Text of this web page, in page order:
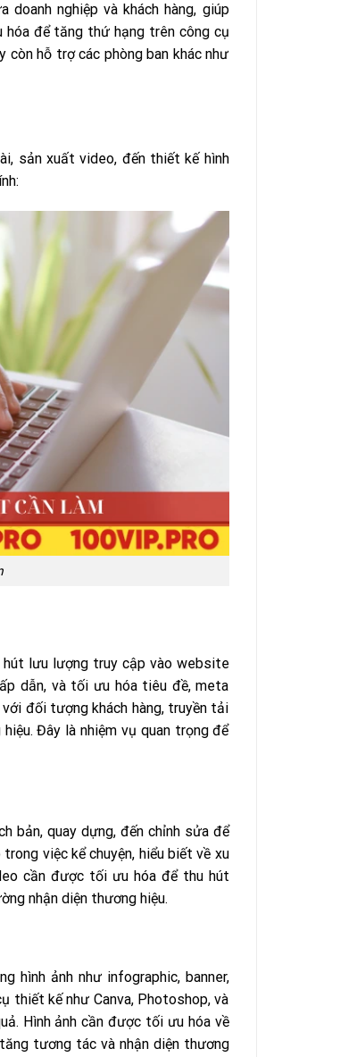
nghiệp và khách hàng, giúp
để tăng thứ hạng trên công cụ
hỗ trợ các phòng ban khác như
sản xuất video, đến thiết kế hình
hút lưu lượng truy cập vào website
dẫn, và tối ưu hóa tiêu đề, meta
đối tượng khách hàng, truyền tải
Đây là nhiệm vụ quan trọng để
bản, quay dựng, đến chỉnh sửa để
việc kể chuyện, hiểu biết về xu
cần được tối ưu hóa để thu hút
nhận diện thương hiệu.
hình ảnh như infographic, banner,
thiết kế như Canva, Photoshop, và
Hình ảnh cần được tối ưu hóa về
tương tác và nhận diện thương